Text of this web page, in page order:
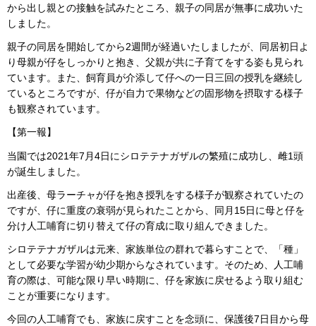
から出し親との接触を試みたところ、親子の同居が無事に成功いた
しました。
親子の同居を開始してから2週間が経過いたしましたが、同居初日よ
り母親が仔をしっかりと抱き、父親が共に子育てをする姿も見られ
ています。また、飼育員が介添して仔への一日三回の授乳を継続し
ているところですが、仔が自力で果物などの固形物を摂取する様子
も観察されています。
【第一報】
当園では2021年7月4日にシロテテナガザルの繁殖に成功し、雌1頭
が誕生しました。
出産後、母ラーチャが仔を抱き授乳をする様子が観察されていたの
ですが、仔に重度の衰弱が見られたことから、同月15日に母と仔を
分け人工哺育に切り替えて仔の育成に取り組んできました。
シロテテナガザルは元来、家族単位の群れで暮らすことで、「種」
として必要な学習が幼少期からなされています。そのため、人工哺
育の際は、可能な限り早い時期に、仔を家族に戻せるよう取り組む
ことが重要になります。
今回の人工哺育でも、家族に戻すことを念頭に、保護後7日目から母